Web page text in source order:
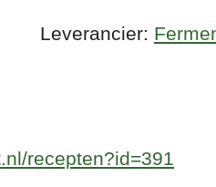
Leverancier:
recepten?id=391